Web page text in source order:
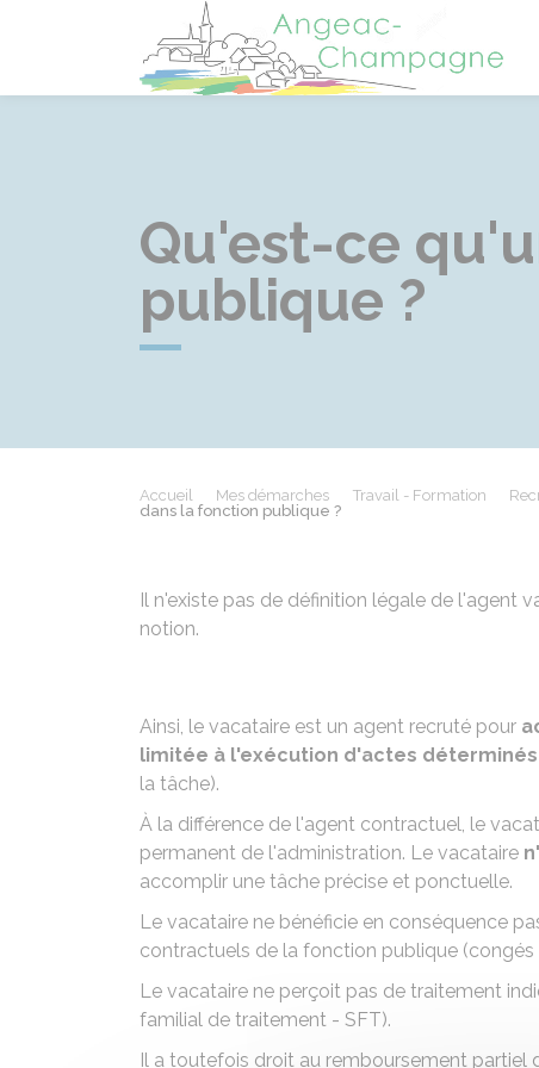
Qu'est-ce
publique ?
Accueil Mes démarches Travail - Formation
dans la fonction publique ?
Il n'existe pas de définition légale de l'agent
notion.
Ainsi, le vacataire est un agent recruté pour
limitée à l'exécution d'actes déterminés
la tâche).
À la différence de l'agent contractuel, le
permanent de l'administration. Le vacataire
accomplir une tâche précise et ponctuelle.
Le vacataire ne bénéficie en conséquence
contractuels de la fonction publique
Le vacataire ne perçoit pas de traitement
familial de traitement - SFT).
Il a toutefois droit au remboursement partiel